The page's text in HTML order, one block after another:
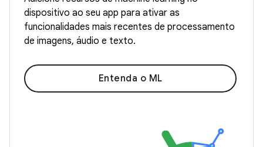
dispositivo ao seu app para ativar as
funcionalidades mais recentes de processamento
de imagens, áudio e texto.
Entenda o ML